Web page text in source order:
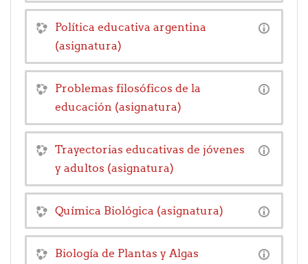
Política educativa argentina
(asignatura)
Problemas filosóficos de la
educación (asignatura)
Trayectorias educativas de jóvenes
y adultos (asignatura)
Química Biológica (asignatura)
Biología de Plantas y Algas